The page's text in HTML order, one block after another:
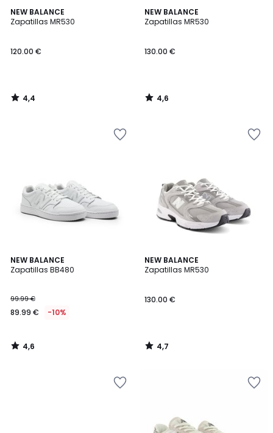
NEW BALANCE
Zapatillas MR530
120.00 €
4,4
/ 5
4,4
/
NEW BALANCE
Zapatillas MR530
130.00 €
4,6
/ 5
4,6
/
NEW BALANCE
Zapatillas BB480
99.99 €
89.99 € -10%
4,6
/ 5
4,6
/
NEW BALANCE
Zapatillas MR530
130.00 €
4,7
/ 5
4,7
/